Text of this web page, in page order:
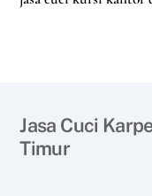
Jasa Cuci
Timur